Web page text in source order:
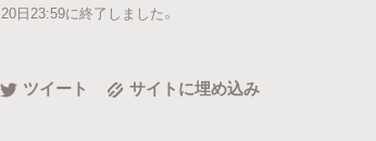
20日23:59に終了しました。
ツイート サイトに埋め込み